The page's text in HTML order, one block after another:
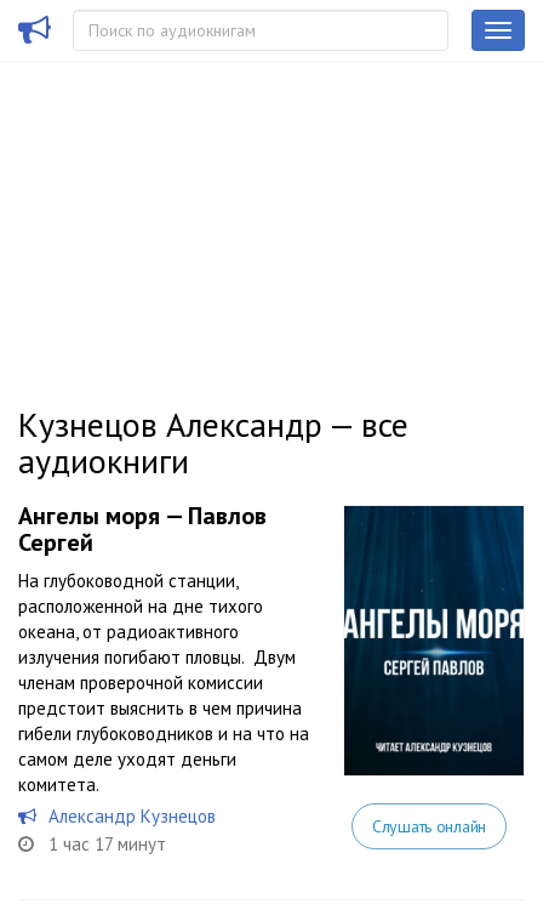
Кузнецов Александр — все
аудиокниги
Ангелы моря — Павлов
Сергей
На глубоководной станции,
расположенной на дне тихого
океана, от радиоактивного
излучения погибают пловцы. Двум
членам проверочной комиссии
предстоит выяснить в чем причина
гибели глубоководников и на что на
самом деле уходят деньги
комитета.
Александр Кузнецов
1 час 17 минут
Слушать онлайн